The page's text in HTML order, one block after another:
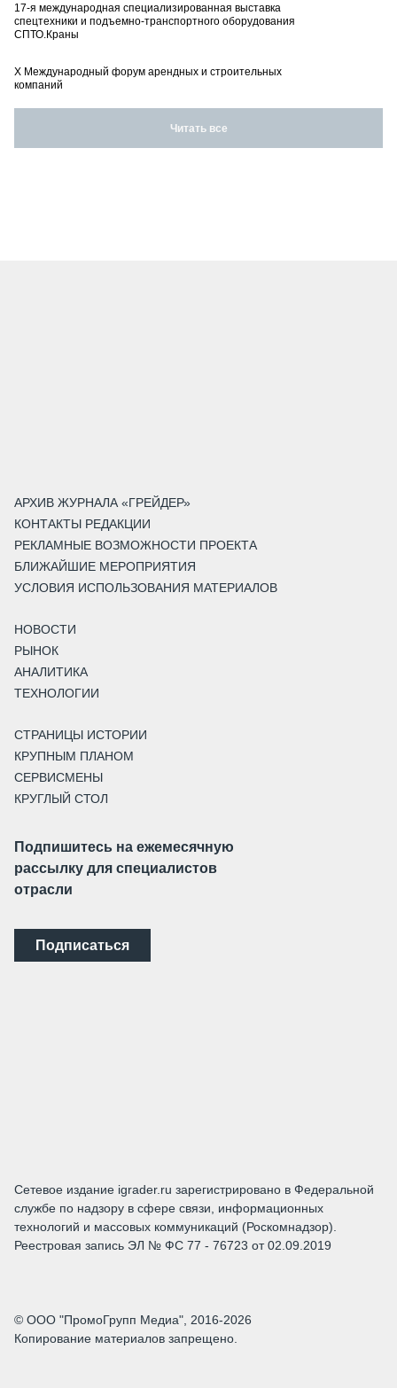
17-я международная специализированная выставка
спецтехники и подъемно-транспортного оборудования
СПТО.Краны
X Международный форум арендных и строительных
компаний
Читать все
АРХИВ ЖУРНАЛА «ГРЕЙДЕР»
КОНТАКТЫ РЕДАКЦИИ
РЕКЛАМНЫЕ ВОЗМОЖНОСТИ ПРОЕКТА
БЛИЖАЙШИЕ МЕРОПРИЯТИЯ
УСЛОВИЯ ИСПОЛЬЗОВАНИЯ МАТЕРИАЛОВ
НОВОСТИ
РЫНОК
АНАЛИТИКА
ТЕХНОЛОГИИ
СТРАНИЦЫ ИСТОРИИ
КРУПНЫМ ПЛАНОМ
СЕРВИСМЕНЫ
КРУГЛЫЙ СТОЛ
Подпишитесь на ежемесячную
рассылку для специалистов
отрасли
Подписаться
Сетевое издание igrader.ru зарегистрировано в Федеральной
службе по надзору в сфере связи, информационных
технологий и массовых коммуникаций (Роскомнадзор).
Реестровая запись ЭЛ № ФС 77 - 76723 от 02.09.2019
© ООО "ПромоГрупп Медиа", 2016-2026
Копирование материалов запрещено.